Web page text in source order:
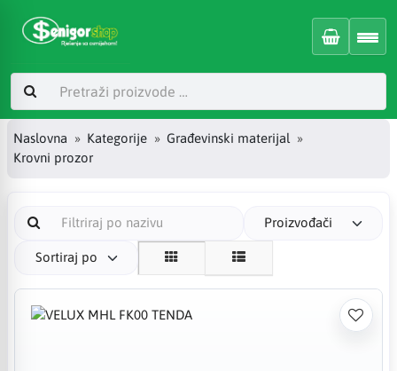
Naslovna Kategorije
Građevinski materijal
Krovni prozor
Proizvođači
Sortiraj po